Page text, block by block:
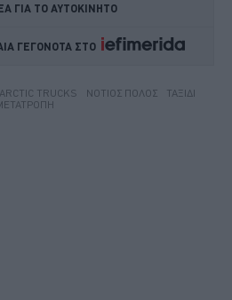
ΓΙΑ ΤΟ ΑΥΤΟΚΙΝΗΤΟ
ΓΕΓΟΝΟΤΑ ΣΤΟ
ARCTIC TRUCKS ΝΌΤΙΟΣ ΠΌΛΟΣ
ΤΑΞΊΔΙ